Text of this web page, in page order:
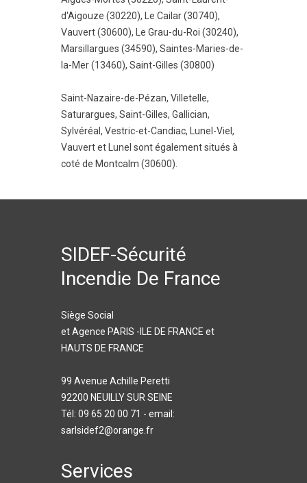
d'Aigouze (30220), Le Cailar (30740),
Vauvert (30600), Le Grau-du-Roi (30240),
Marsillargues (34590), Saintes-Maries-de-
la-Mer (13460), Saint-Gilles (30800)
Saint-Nazaire-de-Pézan, Villetelle,
Saturargues, Saint-Gilles, Gallician,
Sylvéréal , Vestric-et-Candiac, Lunel-Viel ,
Vauvertet Lunel sont également situés à
coté de Montcalm (30600).
SIDEF-Sécurité
Incendie De France
Siège Social
et Agence PARIS -ILE DE FRANCE et
HAUTS DE FRANCE
99 Avenue Achille Peretti
92200 NEUILLY SUR SEINE
Tél: 09 65 20 00 71 - email:
sarlsidef2@orange.fr
Services